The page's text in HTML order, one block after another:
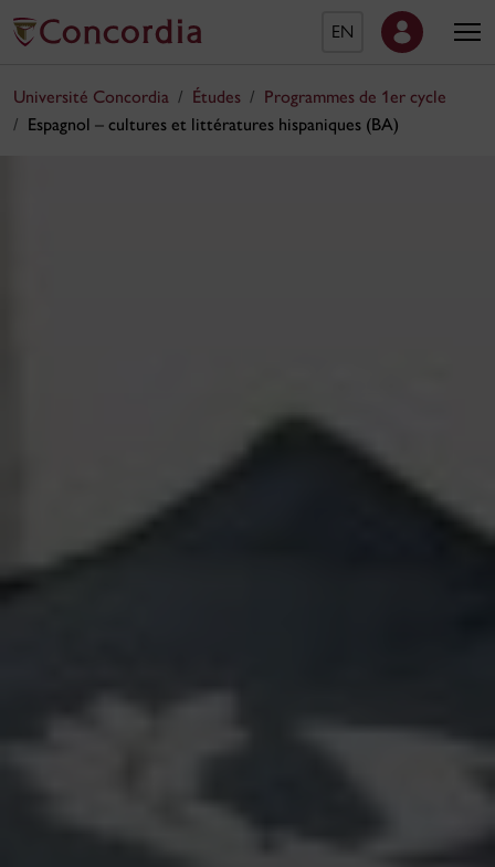
EN
Université Concordia Études
Programmes de 1er cycle
Espagnol – cultures et littératures hispaniques (BA)